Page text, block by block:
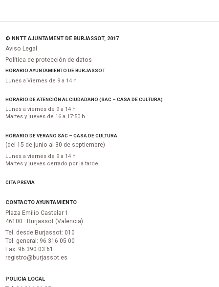
© NNTT AJUNTAMENT DE BURJASSOT, 2017
Aviso Legal
Política de protección de datos
HORARIO AYUNTAMIENTO DE BURJASSOT
Lunes a Viernes de 9 a 14 h
HORARIO DE ATENCIÓN AL CIUDADANO (SAC – CASA DE CULTURA)
Lunes a viernes de 9 a 14 h
Martes y jueves de 16 a 17:50 h
HORARIO DE VERANO SAC – CASA DE CULTURA
(del 15 de junio al 30 de septiembre)
Lunes a viernes de 9 a 14 h
Martes y jueves cerrado por la tarde
CITA PREVIA
CONTACTO AYUNTAMIENTO
Plaza Emilio Castelar 1
46100 · Burjassot (Valencia)
Tel. desde Burjassot: 010
Tel. general: 96 316 05 00
Fax. 96 390 03 61
registro@burjassot.es
POLICÍA LOCAL